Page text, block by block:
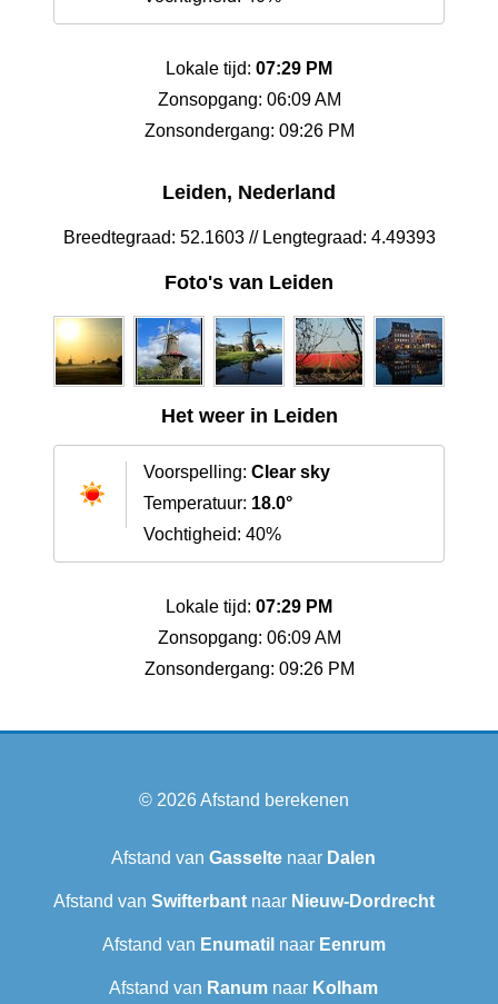
Lokale tijd: 07:29 PM
Zonsopgang: 06:09 AM
Zonsondergang: 09:26 PM
Leiden, Nederland
Breedtegraad: 52.1603 // Lengtegraad: 4.49393
Foto's van Leiden
Het weer in Leiden
Voorspelling: Clear sky
Temperatuur: 18.0°
Vochtigheid: 40%
Lokale tijd: 07:29 PM
Zonsopgang: 06:09 AM
Zonsondergang: 09:26 PM
© 2026Afstand berekenen
Afstand van Gasselte naar Dalen
Afstand van Swifterbantnaar Nieuw-Dordrecht
Afstand van Enumatil naar Eenrum
Afstand van Ranum naar Kolham